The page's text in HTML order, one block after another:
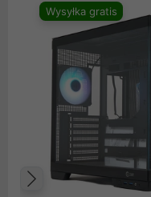
Wysyłka gratis